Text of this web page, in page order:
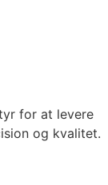
for at levere
og kvalitet.